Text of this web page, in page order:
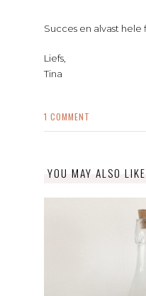
Succes en alvast
Liefs,
Tina
1 COMMENT
YOU MAY ALSO LIKE